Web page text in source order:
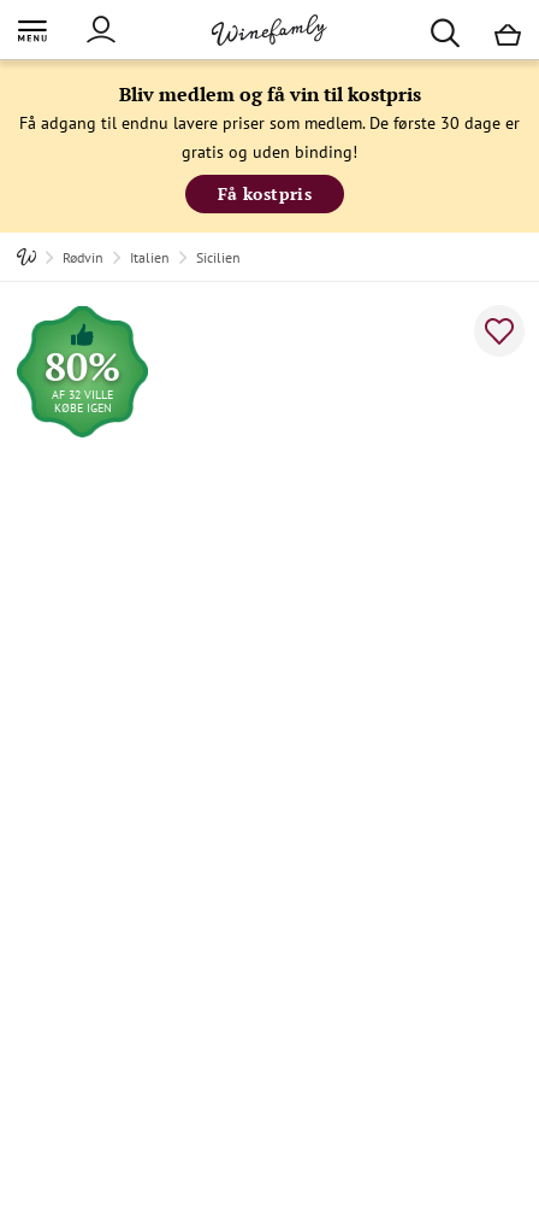
Bliv medlem og få vin til kostpris
Få adgang til endnu lavere priser som medlem. De første 30 dage er
gratis og uden binding!
Få kostpris
Rødvin Italien Sicilien
80%
AF 32 VILLE
KØBE IGEN